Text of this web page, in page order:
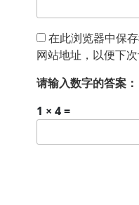
在此浏览器中保
网站地址，以便下次
请输入数字的答案：
1 × 4 =